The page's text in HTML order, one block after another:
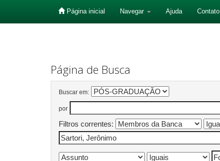
Página inicial Navegar Ajuda Contato
Página de Busca
Buscar em:
por
Filtros correntes: